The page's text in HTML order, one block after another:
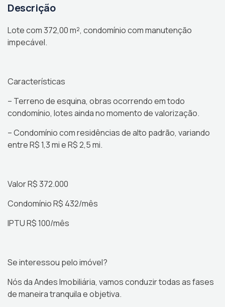
Descrição
Lote com 372,00 m², condomínio com manutenção
impecável.
Características
– Terreno de esquina, obras ocorrendo em todo
condomínio, lotes ainda no momento de valorização.
– Condomínio com residências de alto padrão, variando
entre R$ 1,3 mi e R$ 2,5 mi.
Valor R$ 372.000
Condomínio R$ 432/mês
IPTU R$ 100/mês
Se interessou pelo imóvel?
Nós da Andes Imobiliária, vamos conduzir todas as fases
de maneira tranquila e objetiva.